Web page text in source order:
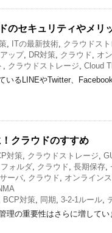
のセキュリティやメリ
, ITの最新技術, クラウドス
ップ, DR対策, クラウド, オ
, クラウドストレージ, Cloud
いるLINEやTwitter、
クラウドのすすめ
対策, クラウドストレージ,
ォルダ, クラウド, 長期保存,
サーバ, クラウド, オンライン
BCP対策, 同期, 3-2-1ルール,
理の重要性はさらに増して